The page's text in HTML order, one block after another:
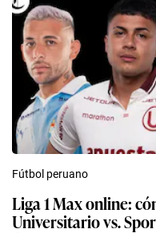
Fútbol peruano
Liga 1 Max online:
Universitario vs.